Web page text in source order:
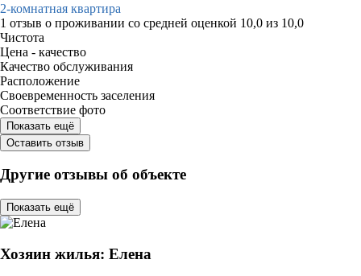
2-комнатная квартира
1 отзыв о проживании со средней оценкой 10,0 из 10,0
Чистота
Цена - качество
Качество обслуживания
Расположение
Своевременность заселения
Соответствие фото
Показать ещё
Оставить отзыв
Другие отзывы об объекте
Показать ещё
Хозяин жилья: Елена